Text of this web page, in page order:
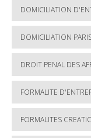
DOMICILIATION
DOMICILIATION
DROIT PENAL DES
FORMALITE
FORMALITES